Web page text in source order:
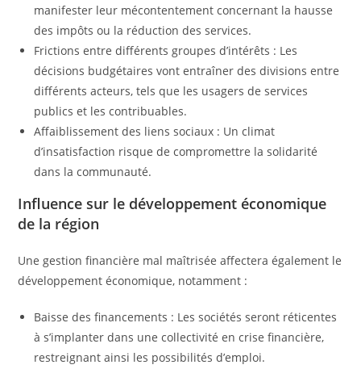
manifester leur mécontentement concernant la hausse
des impôts ou la réduction des services.
Frictions entre différents groupes d’intérêts : Les
décisions budgétaires vont entraîner des divisions entre
différents acteurs, tels que les usagers de services
publics et les contribuables.
Affaiblissement des liens sociaux : Un climat
d’insatisfaction risque de compromettre la solidarité
dans la communauté.
Influence sur le développement économique
de la région
Une gestion financière mal maîtrisée affectera également le
développement économique, notamment :
Baisse des financements : Les sociétés seront réticentes
à s’implanter dans une collectivité en crise financière,
restreignant ainsi les possibilités d’emploi.